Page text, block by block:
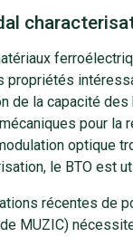
propriétés
de la capacité
pour la
optique
le BTO est
récentes de
MUZIC)